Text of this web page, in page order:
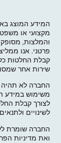
המידע המוצג
מקצועי או
והמלצות, מסופק
פרטני. אנו
קבלת החלטות
שירות אחר
החברה לא תהיה
משימוש במידע
לצורך קבלת
לשינויים
החברה שומרת
ואת מדיניות